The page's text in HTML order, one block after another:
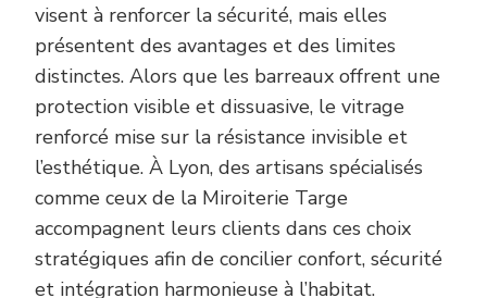
visent à renforcer la sécurité, mais elles
présentent des avantages et des limites
distinctes. Alors que les barreaux offrent une
protection visible et dissuasive, le vitrage
renforcé mise sur la résistance invisible et
l’esthétique. À Lyon, des artisans spécialisés
comme ceux de la Miroiterie Targe
accompagnent leurs clients dans ces choix
stratégiques afin de concilier confort, sécurité
et intégration harmonieuse à l’habitat.